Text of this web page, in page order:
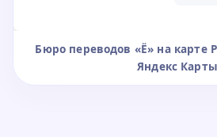
Бюро переводов «Ё» на карте
Яндекс Карты